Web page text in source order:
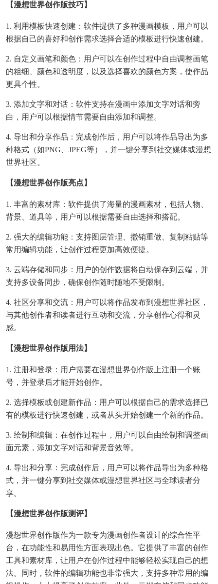
【漫想世界创作版技巧】
1. 利用模板快速创建：软件提供了多种漫画模板，用户可以
根据自己的喜好和创作需求选择合适的模板进行快速创建。
2. 自定义画笔和颜色：用户可以在创作过程中自由调整画笔
的粗细、颜色和透明度，以及选择喜欢的颜色方案，使作品
更具个性。
3. 添加文字和对话：软件支持在漫画中添加文字对话和旁
白，用户可以根据情节需要自由添加和调整。
4. 导出和分享作品：完成创作后，用户可以将作品导出为多
种格式（如PNG、JPEG等），并一键分享到社交媒体或漫想
世界社区。
【漫想世界创作版亮点】
1. 丰富的素材库：软件提供了海量的漫画素材，包括人物、
背景、道具等，用户可以根据需要自由选择和搭配。
2. 强大的编辑功能：支持图层管理、撤销重做、复制粘贴等
常用编辑功能，让创作过程更加高效便捷。
3. 云端存储和同步：用户的创作数据将自动保存到云端，并
支持多设备同步，确保创作随时随地不受限制。
4. 社区分享和交流：用户可以将作品发布到漫想世界社区，
与其他创作者和读者进行互动和交流，分享创作心得和灵
感。
【漫想世界创作版用法】
1. 注册和登录：用户需要在漫想世界创作版上注册一个账
号，并登录后才能开始创作。
2. 选择模板或创建新作品：用户可以根据自己的需求选择已
有的模板进行快速创建，或者从头开始创建一个新的作品。
3. 绘制和编辑：在创作过程中，用户可以自由绘制和调整画
面元素，添加文字对话和背景音效等。
4. 导出和分享：完成创作后，用户可以将作品导出为多种格
式，并一键分享到社交媒体或漫想世界社区与全球读者分
享。
【漫想世界创作版测评】
漫想世界创作版作为一款专为漫画创作者设计的综合性平
台，在功能性和易用性方面表现出色。它提供了丰富的创作
工具和素材库，让用户在创作过程中能够轻松实现自己的想
法。同时，软件的编辑功能也非常强大，支持多种常用的编